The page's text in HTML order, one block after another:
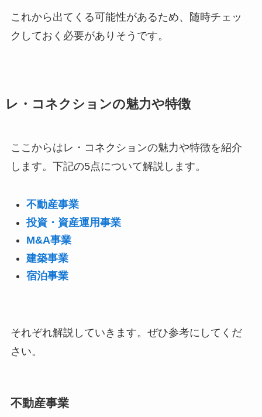
これから出てくる可能性があるため、随時チェッ
クしておく必要がありそうです。
レ・コネクションの魅力や特徴
ここからはレ・コネクションの魅力や特徴を紹介
します。下記の5点について解説します。
不動産事業
投資・資産運用事業
M&A事業
建築事業
宿泊事業
それぞれ解説していきます。ぜひ参考にしてくだ
さい。
不動産事業